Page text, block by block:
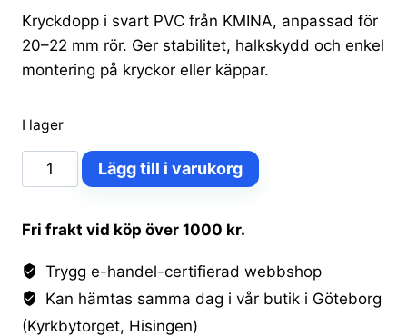
Kryckdopp i svart PVC från KMINA, anpassad för
20–22 mm rör. Ger stabilitet, halkskydd och enkel
montering på kryckor eller käppar.
I lager
Kryckdoppar
halkskydd
22
mm
mängd
Lägg till i varukorg
Fri frakt vid köp över 1000 kr.
Trygg e-handel-certifierad webbshop
Kan hämtas samma dag i vår butik i Göteborg
(Kyrkbytorget, Hisingen)